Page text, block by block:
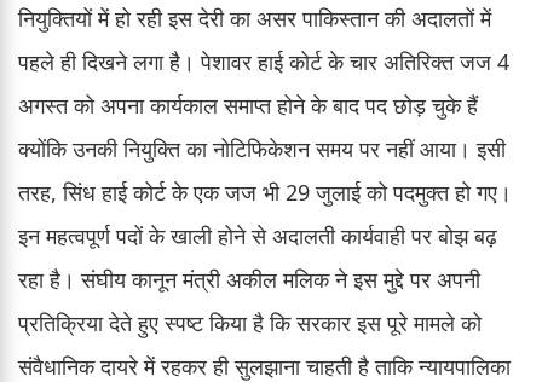
नियुक्तियों में हो रही इस देरी का असर पाकिस्तान की अदालतों में
पहले ही दिखने लगा है। पेशावर हाई कोर्ट के चार अतिरिक्त जज 4
अगस्त को अपना कार्यकाल समाप्त होने के बाद पद छोड़ चुके हैं
क्योंकि उनकी नियुक्ति का नोटिफिकेशन समय पर नहीं आया। इसी
तरह, सिंध हाई कोर्ट के एक जज भी 29 जुलाई को पदमुक्त हो गए।
इन महत्वपूर्ण पदों के खाली होने से अदालती कार्यवाही पर बोझ बढ़
रहा है। संघीय कानून मंत्री अकील मलिक ने इस मुद्दे पर अपनी
प्रतिक्रिया देते हुए स्पष्ट किया है कि सरकार इस पूरे मामले को
संवैधानिक दायरे में रहकर ही सुलझाना चाहती है ताकि न्यायपालिका